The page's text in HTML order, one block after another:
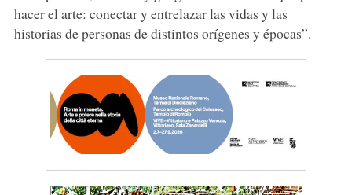
hacer el arte: conectar y entrelazar las vidas y las
historias de personas de distintos orígenes y épocas”.